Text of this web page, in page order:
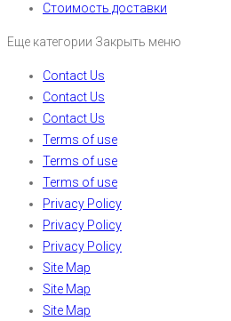
Стоимость доставки
Еще категории Закрыть меню
Contact Us
Contact Us
Contact Us
Terms of use
Terms of use
Terms of use
Privacy Policy
Privacy Policy
Privacy Policy
Site Map
Site Map
Site Map